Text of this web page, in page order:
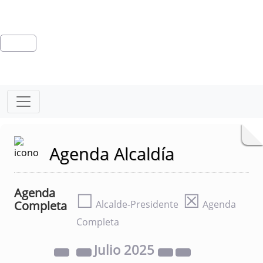
Agenda Alcaldía
Agenda
Completa
☐ Alcalde-Presidente ☒ Agenda
Completa
Julio 2025